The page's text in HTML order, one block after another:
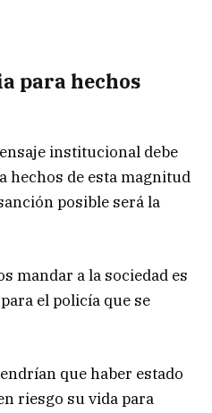
para hechos
institucional debe
hechos de esta magnitud
posible será la
mandar a la sociedad es
el policía que se
que haber estado
riesgo su vida para